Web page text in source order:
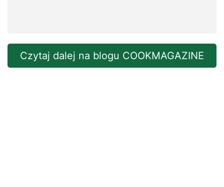
Czytaj dalej na blogu COOKMAGAZINE